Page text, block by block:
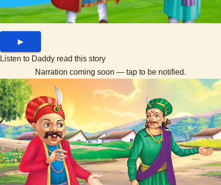
▶
Listen to Daddy read this story
Narration coming soon — tap to be notified.